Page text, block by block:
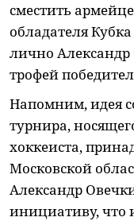
сместить
обладателя
лично
трофей
Напомним, идея
турнира,
хоккеиста,
Московской
Александр
инициативу, что